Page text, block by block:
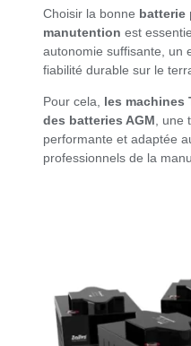
Choisir la bonne batterie
manutention est
autonomie suffisante, un
fiabilité durable sur le
Pour cela, les machines
des batteries AGM ,
performante et adaptée
professionnels de la